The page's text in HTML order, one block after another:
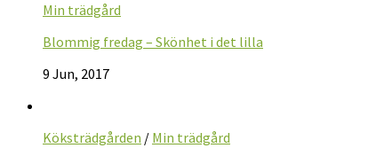
Min trädgård
Blommig fredag – Skönhet i det lilla
9 Jun, 2017
Köksträdgården / Min trädgård